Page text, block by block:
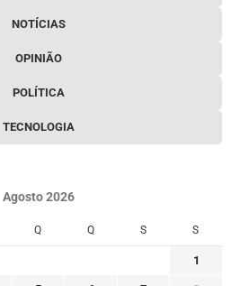
NOTÍCIAS
OPINIÃO
POLÍTICA
TECNOLOGIA
Agosto 2026
Q Q S S
1